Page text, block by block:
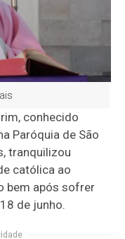
conhecido
Paróquia de São
tranquilizou
católica ao
bem após sofrer
de junho.